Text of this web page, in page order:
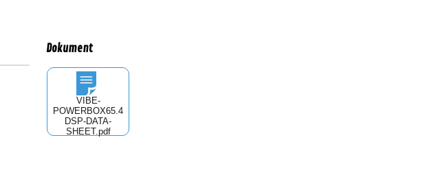
Dokument
VIBE-
POWERBOX65.4
DSP-DATA-
SHEET.pdf